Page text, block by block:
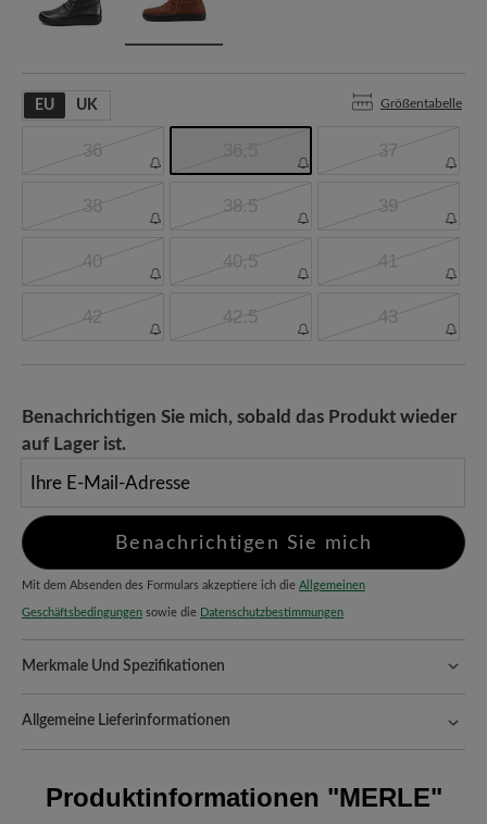
EU UK Größentabelle
36 37
38 38.5 39
40 40,5 41
42 42.5 43
Benachrichtigen Sie mich, sobald das Produkt wieder
auf Lager ist.
Benachrichtigen Sie mich
Mit dem Absenden des Formulars akzeptiere ich die Allgemeinen
Geschäftsbedingungen sowie die Datenschutzbestimmungen
Merkmale Und Spezifikationen
Natürlich geformte Schuhe, handgefertigt hergestellt.
Passform:Comfort - Weite Passform (H) - Für normale bis
Vorteil der Sohle:Abriebfeste Move-Sohle aus Leicht-PU mit
Allgemeine Lieferinformationen
hinzugefügt – unabhängig vom Bestellwert.
Produktinformationen "MERLE"